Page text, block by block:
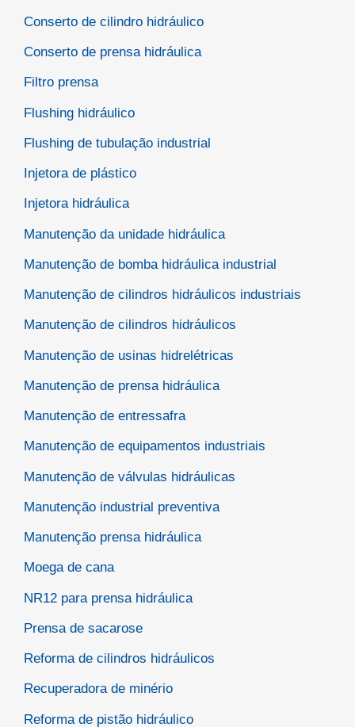
Conserto de cilindro hidráulico
Conserto de prensa hidráulica
Filtro prensa
Flushing hidráulico
Flushing de tubulação industrial
Injetora de plástico
Injetora hidráulica
Manutenção da unidade hidráulica
Manutenção de bomba hidráulica industrial
Manutenção de cilindros hidráulicos industriais
Manutenção de cilindros hidráulicos
Manutenção de usinas hidrelétricas
Manutenção de prensa hidráulica
Manutenção de entressafra
Manutenção de equipamentos industriais
Manutenção de válvulas hidráulicas
Manutenção industrial preventiva
Manutenção prensa hidráulica
Moega de cana
NR12 para prensa hidráulica
Prensa de sacarose
Reforma de cilindros hidráulicos
Recuperadora de minério
Reforma de pistão hidráulico